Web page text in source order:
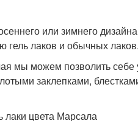
или зимнего
гель лаков и обычных лаков.
мы можем позволить себе
заклепками,